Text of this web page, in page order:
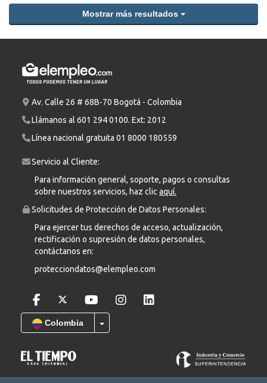
Mostrar más resultados
Av. Calle 26 # 68B-70 Bogotá - Colombia
Llámanos al 601 294 0100. Ext: 2012
Línea nacional gratuita 01 8000 180559
Servicio al Cliente:
Para información general, soporte, pagos o consultas
sobre nuestros servicios, haz clicaquí.
Solicitudes de Protección de Datos Personales:
Para ejercer tus derechos de acceso, actualización,
rectificación o supresión de datos personales,
contáctanos en:
protecciondatos@elempleo.com
Colombia